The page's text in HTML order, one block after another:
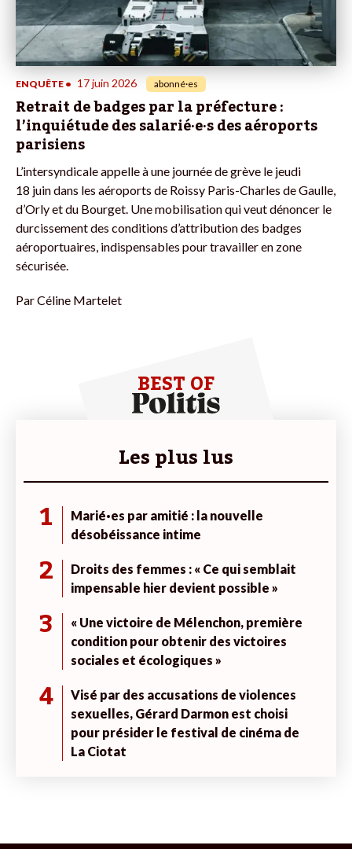
ENQUÊTE • 17 juin 2026 abonné·es
Retrait de badges par la préfecture :
l’inquiétude des salarié·e·s des aéroports
parisiens
L’intersyndicale appelle à une journée de grève le jeudi
18 juin dans les aéroports de Roissy Paris-Charles de Gaulle,
d’Orly et du Bourget. Une mobilisation qui veut dénoncer le
durcissement des conditions d’attribution des badges
aéroportuaires, indispensables pour travailler en zone
sécurisée.
ParCéline Martelet
BEST OF
Les plus lus
1
Marié·es par amitié : la nouvelle
désobéissance intime
2
Droits des femmes : « Ce qui semblait
impensable hier devient possible »
3
« Une victoire de Mélenchon, première
condition pour obtenir des victoires
sociales et écologiques »
4
Visé par des accusations de violences
sexuelles, Gérard Darmon est choisi
pour présider le festival de cinéma de
La Ciotat